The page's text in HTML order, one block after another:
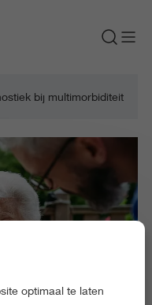
bij multimorbiditeit
optimaal te laten